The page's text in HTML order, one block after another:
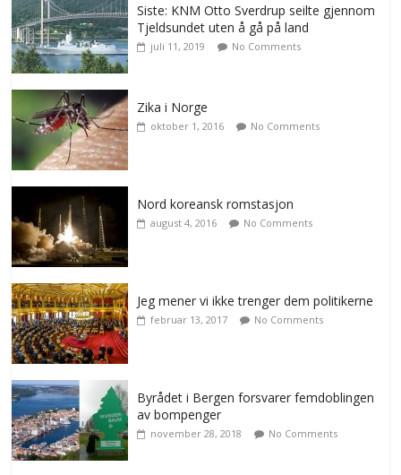
Siste: KNM Otto Sverdrup seilte gjennom
Tjeldsundet uten å gå på land
juli 11, 2019 No Comments
Zika i Norge
oktober 1, 2016 No Comments
Nord koreansk romstasjon
august 4, 2016 No Comments
Jeg mener vi ikke trenger dem politikerne
februar 13, 2017 No Comments
Byrådet i Bergen forsvarer femdoblingen
av bompenger
november 28, 2018 No Comments